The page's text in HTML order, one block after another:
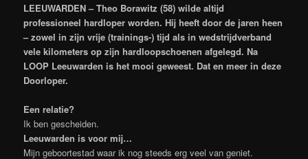
LEEUWARDEN – Theo Borawitz (58) wilde altijd
professioneel hardloper worden. Hij heeft door de jaren heen
– zowel in zijn vrije (trainings-) tijd als in wedstrijdverband
vele kilometers op zijn hardloopschoenen afgelegd. Na
LOOP Leeuwarden is het mooi geweest. Dat en meer in deze
Doorloper.
Een relatie?
Ik ben gescheiden.
Leeuwarden is voor mij…
Mijn geboortestad waar ik nog steeds erg veel van geniet.